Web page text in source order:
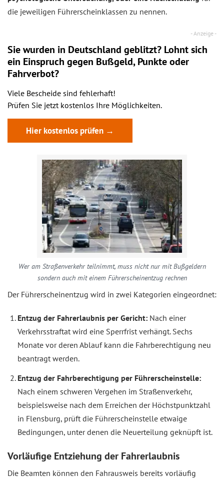
die jeweiligen Führerscheinklassen zu nennen.
Sie wurden in Deutschland geblitzt? Lohnt sich
ein Einspruch gegen Bußgeld, Punkte oder
Fahrverbot?
Viele Bescheide sind fehlerhaft!
Prüfen Sie jetzt kostenlos Ihre Möglichkeiten.
Hier kostenlos prüfen →
Wer am Straßenverkehr teilnimmt, muss nicht nur mit Bußgeldern
sondern auch mit einem Führerscheinentzug rechnen
Der Führerscheinentzug wird in zwei Kategorien eingeordnet:
Entzug der Fahrerlaubnis per Gericht: Nach einer
Verkehrsstraftat wird eine Sperrfrist verhängt. Sechs
Monate vor deren Ablauf kann die Fahrberechtigung neu
beantragt werden.
Entzug der Fahrberechtigung per Führerscheinstelle:
Nach einem schweren Vergehen im Straßenverkehr,
beispielsweise nach dem Erreichen der Höchstpunktzahl
in Flensburg, prüft die Führerscheinstelle etwaige
Bedingungen, unter denen die Neuerteilung geknüpft ist.
Vorläufige Entziehung der Fahrerlaubnis
Die Beamten können den Fahrausweis bereits vorläufig